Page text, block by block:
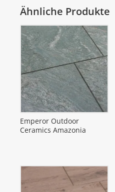
Ähnliche Produkte
Emperor Outdoor
Ceramics Amazonia